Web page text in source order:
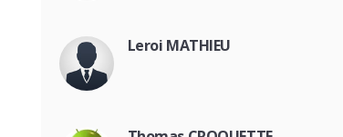
Leroi MATHIEU